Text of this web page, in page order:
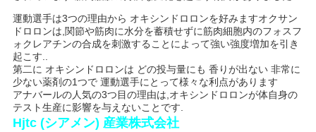
PRIVACY
POLICY
運動選手は3つの理由から オキシンドロロンを好みますオクサン
ドロロンは,関節や筋肉に水分を蓄積せずに筋肉細胞内のフォスフ
ォクレアチンの合成を刺激することによって強い強度増加を引き
起こす..
第二に オキシンドロロンは どの投与量にも 香りが出ない 非常に
少ない薬剤の1つで 運動選手にとって様々な利点があります
アナバールの人気の3つ目の理由は,オキシンドロロンが体自身の
テスト生産に影響を与えないことです.
Hjtc (シアメン) 産業株式会社